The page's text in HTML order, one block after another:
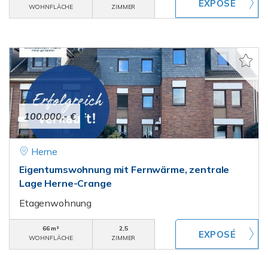
WOHNFLÄCHE
ZIMMER
100.000,- €
Herne
Eigentumswohnung mit Fernwärme, zentrale
Lage Herne-Crange
Etagenwohnung
66 m²
WOHNFLÄCHE
2,5
ZIMMER